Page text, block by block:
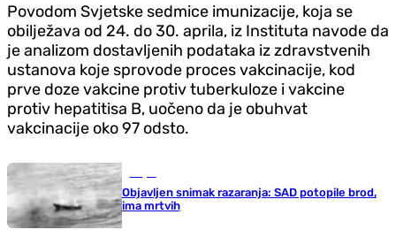
Povodom Svjetske sedmice imunizacije, koja se
obilježava od 24. do 30. aprila, iz Instituta navode da
je analizom dostavljenih podataka iz zdravstvenih
ustanova koje sprovode proces vakcinacije, kod
prve doze vakcine protiv tuberkuloze i vakcine
protiv hepatitisa B, uočeno da je obuhvat
vakcinacije oko 97 odsto.
Objavljen snimak razaranja: SAD potopile brod,
ima mrtvih